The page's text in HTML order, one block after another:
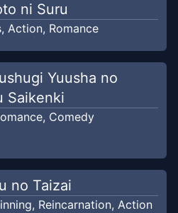
Jun 30, 2023
ni Suru
, Action, Romance
Yuusha no
Saikenki
, Comedy
no Taizai
, Reincarnation, Action